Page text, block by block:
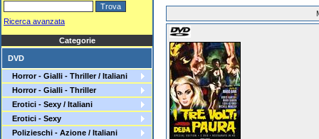
Ricerca avanzata
Categorie
DVD
Horror - Gialli - Thriller / Italiani
Horror - Gialli - Thriller
Erotici - Sexy / Italiani
Erotici - Sexy
Polizieschi - Azione / Italiani